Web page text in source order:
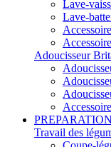
Lave-
Lave-
Adoucisseur
PREPARATION
Travail des